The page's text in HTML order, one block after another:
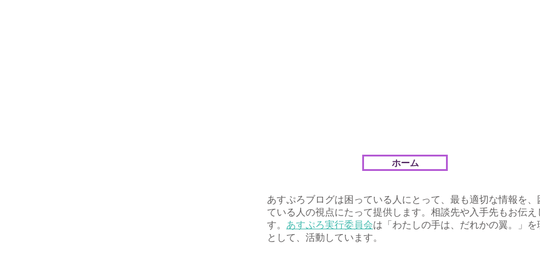
ホーム
あすぷろブログは困っている人にとって、最も適切な情報を、
ている人の視点にたって提供します。相談先や入手先もお伝え
す。 あすぷろ実行委員会は「わたしの手は、だれかの翼。」を
として、活動しています。